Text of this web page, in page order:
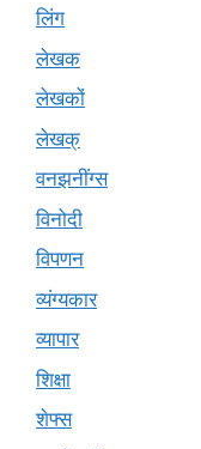
लिंग
लेखक
लेखकों
लेखक्
वनझनींग्स
विनोदी
विपणन
व्यंग्यकार
व्यापार
शिक्षा
शेफ्स